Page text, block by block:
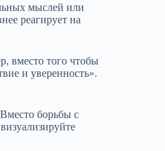
мыслей или
реагирует на
вместо того чтобы
и уверенность».
борьбы с